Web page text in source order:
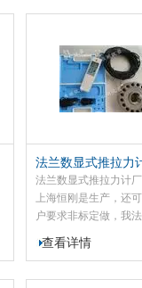
械、IT...
法兰数显式推拉力
家
法兰数显式推拉力计厂
上海恒刚是生产，还
户要求非标定做，我
显式推拉力计是一种小
功能高精度的负荷测试
查看详情